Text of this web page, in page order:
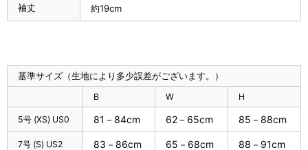
袖丈 約19cm
基準サイズ（生地により多少誤差がございます。）
B W H
5号 (XS) US0 81－84cm 62－65cm 85－88cm
7号 (S) US2 83－86cm 65－68cm 88－91cm